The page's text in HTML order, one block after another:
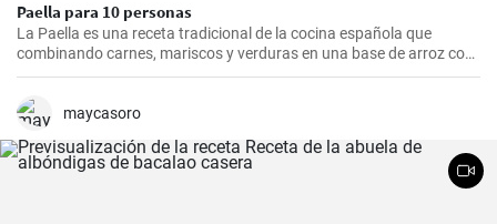
Paella para 10 personas
La Paella es una receta tradicional de la cocina española que
combinando carnes, mariscos y verduras en una base de arroz con
una mezcla de especias, ofrece una experiencia culinaria llena de
forma de hacer la paella, esta receta se acerca a la versión más
clásica, la valenciana.
maycasoro